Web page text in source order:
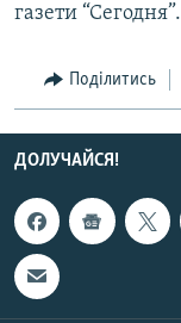
газети “Сегодня”.
Поділитись
ДОЛУЧАЙСЯ!